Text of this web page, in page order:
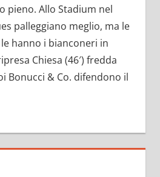
pieno. Allo Stadium nel
palleggiano meglio, ma le
hanno i bianconeri in
Chiesa (46′) fredda
Bonucci & Co. difendono il